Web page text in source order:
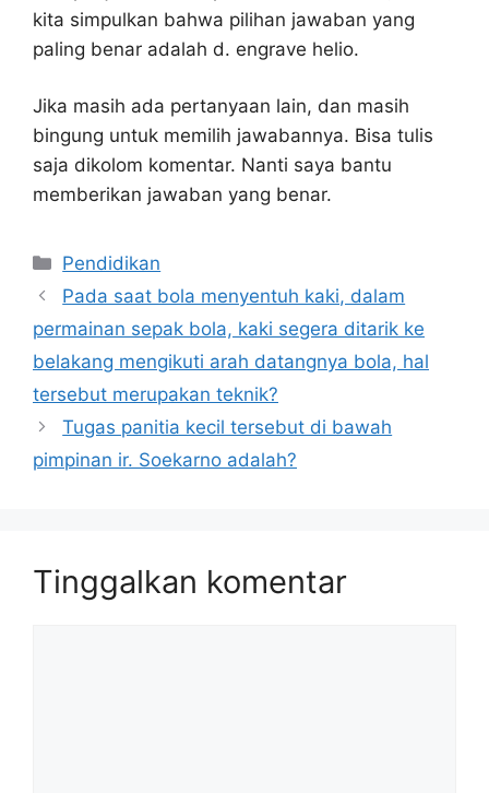
kita simpulkan bahwa pilihan jawaban yang
paling benar adalah d. engrave helio.
Jika masih ada pertanyaan lain, dan masih
bingung untuk memilih jawabannya. Bisa tulis
saja dikolom komentar. Nanti saya bantu
memberikan jawaban yang benar.
Kategori
Pendidikan
Pada saat bola menyentuh kaki, dalam
permainan sepak bola, kaki segera ditarik ke
belakang mengikuti arah datangnya bola, hal
tersebut merupakan teknik?
Tugas panitia kecil tersebut di bawah
pimpinan ir. Soekarno adalah?
Tinggalkan komentar